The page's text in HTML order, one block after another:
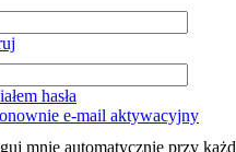
hasła
e-mail aktywacyjny
mnie automatycznie przy